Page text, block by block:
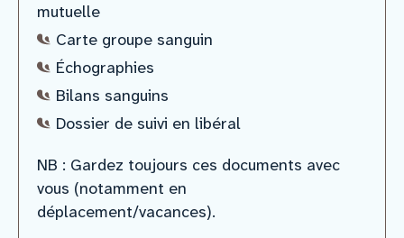
mutuelle
Carte groupe sanguin
Échographies
Bilans sanguins
Dossier de suivi en libéral
NB : Gardez toujours ces documents avec
vous (notamment en
déplacement/vacances).